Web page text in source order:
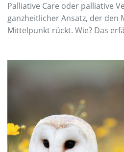
Palliative Care oder palliative
ganzheitlicher Ansatz, der den
Mittelpunkt rückt. Wie? Das